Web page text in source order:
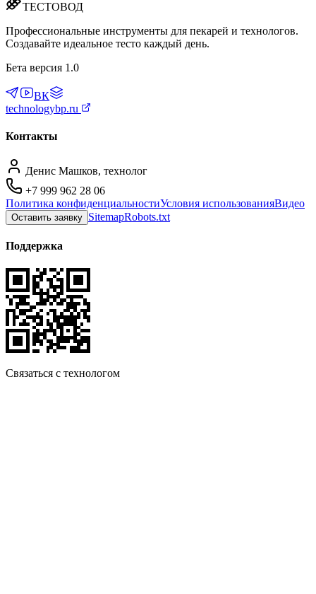
Профессиональные инструменты для пекарей и технологов.
Бета версия 1.0
ВК
technologybp.ru
Контакты
+7 999 962 28 06
Политика конфиденциальности
Оставить заявку Sitemap
Поддержка
Связаться с технологом